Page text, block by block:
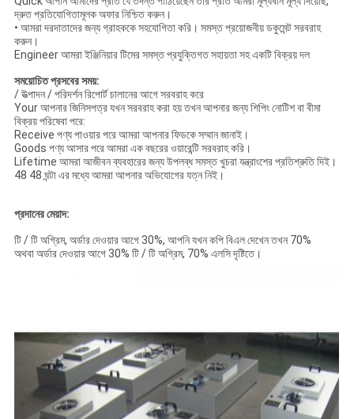
দ্রুত প্রতিযোগিতামূলক অফার নিশ্চিত করুন।
• আমরা দরদাতাদের জন্য গ্রাহককে সহযোগিতা করি। সমস্ত প্রয়োজনীয় ডকুমেন্ট সরবরাহ
করুন।
Engineer আমরা ইঞ্জিনিয়ার টিমের সমস্ত প্রযুক্তিগত সহায়তা সহ একটি বিক্রয় দল
সময়োচিত প্রসবের সময়:
/ উত্পাদন / পরিদর্শন রিপোর্ট চালানের আগে সরবরাহ করে
Your আপনার জিনিসপত্র যখন সরবরাহ করা হয় তখন আপনার জন্য শিপিং নোটিশ বা বীমা
বিক্রয় পরিষেবা পরে:
Receive পণ্য পাওয়ার পরে আমরা আপনার ফিডকে সম্মান জানাই।
Goods পণ্য আসার পরে আমরা এক বছরের ওয়ারেন্টি সরবরাহ করি।
Lifetime আমরা আজীবন ব্যবহারের জন্য উপলব্ধ সমস্ত খুচরা যন্ত্রাংশের প্রতিশ্রুতি দিই।
48 48 ঘন্টা এর মধ্যে আমরা আপনার অভিযোগের যত্ন নিই।
প্রদানের মেয়াদ:
টি / টি অগ্রিম, অর্ডার দেওয়ার আগে 30%, আপনি যখন কপি বিএল দেখেন তখন 70%
অথবা অর্ডার দেওয়ার আগে 30% টি / টি অগ্রিম, 70% এলসি দৃষ্টিতে।